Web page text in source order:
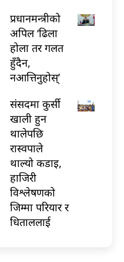
प्रधानमन्त्रीको
अपिल ‘ढिला
होला तर गलत
हुँदैन,
नआत्तिनुहोस्’
संसदमा कुर्सी
खाली हुन
थालेपछि
रास्वपाले
थाल्यो कडाइ,
हाजिरी
विश्लेषणको
जिम्मा परियार र
धिताललाई